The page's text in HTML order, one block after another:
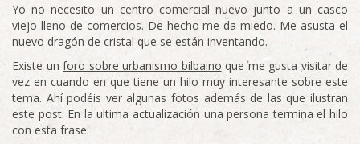
Yo no necesito un centro comercial nuevo junto a un casco
viejo lleno de comercios. De hecho me da miedo. Me asusta el
nuevo dragón de cristal que se están inventando.
Existe un foro sobre urbanismo bilbaino que me gusta visitar de
vez en cuando en que tiene un hilo muy interesante sobre este
tema. Ahí podéis ver algunas fotos además de las que ilustran
este post. En la ultima actualización una persona termina el hilo
con esta frase: